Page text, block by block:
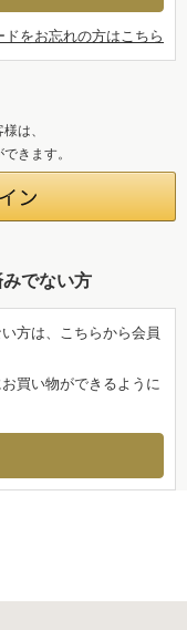
ドをお忘れの方はこちら
は、
きます。
でない方
方は、こちらから会員
買い物ができるように